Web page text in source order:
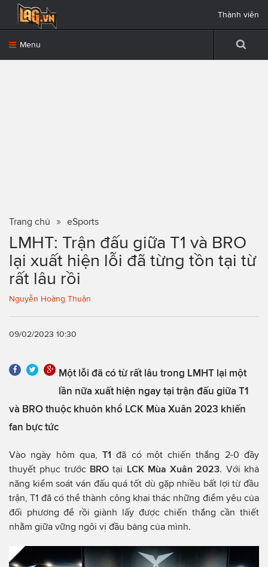
Menu
Thành viên
Trang chủ eSports
LMHT: Trận đấu giữa T1 và BRO
lại xuất hiện lỗi đã từng tồn tại từ
rất lâu rồi
Nguyễn Hoàng Thuận
09/02/2023 10:30
Một lỗi đã có từ rất lâu trong LMHT lại một
lần nữa xuất hiện ngay tại trận đấu giữa T1
và BRO thuộc khuôn khổ LCK Mùa Xuân 2023 khiến
fan bực tức
Vào ngày hôm qua,T1đã có một chiến thắng 2-0 đầy
thuyết phục trước BROtại LCK Mùa Xuân 2023. Với khả
năng kiểm soát ván đấu quá tốt dù gặp nhiều bất lợi từ đầu
trận, T1 đã có thể thành công khai thác những điểm yêu của
đối phương để rồi giành lấy được chiến thắng cần thiết
nhằm giữa vững ngôi vị đầu bảng của mình.